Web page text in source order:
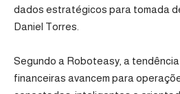
dados estratégicos para tomada
Daniel Torres.
Segundo a Roboteasy, a
financeiras avancem para